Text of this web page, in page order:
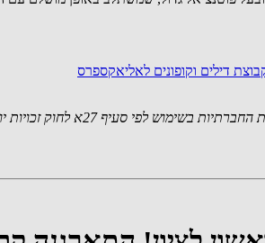
דילים וקופונים לאליאקספרס
לחוק זכויות יוצרים. במידה וידוע מי צילם